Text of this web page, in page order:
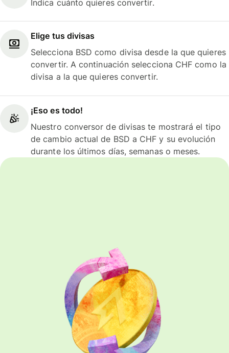
Indica cuánto quieres convertir.
Elige tus divisas
Selecciona BSD como divisa desde la que quieres
convertir. A continuación selecciona CHF como la
divisa a la que quieres convertir.
¡Eso es todo!
Nuestro conversor de divisas te mostrará el tipo
de cambio actual de BSD a CHF y su evolución
durante los últimos días, semanas o meses.